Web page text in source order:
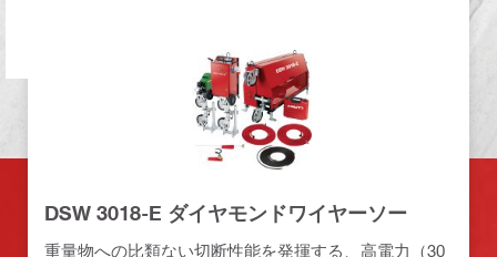
DSW 3018-E ダイヤモンドワイヤーソー
重量物への比類ない切断性能を発揮する、高電力（30